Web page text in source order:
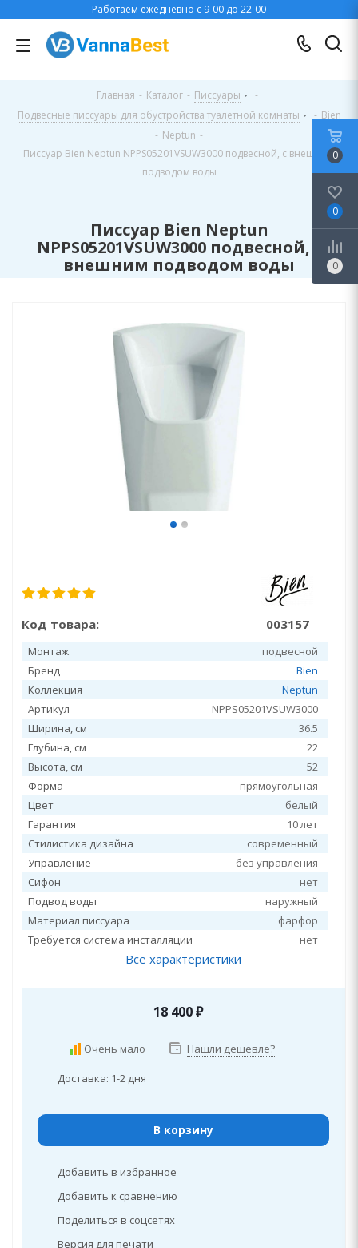
Работаем ежедневно с 9-00 до 22-00
Главная - Каталог - Писсуары
-
Подвесные писсуары для обустройства туалетной комнаты
- Bien
- Neptun -
Писсуар Bien Neptun NPPS05201VSUW3000 подвесной, с внешним
подводом воды
Писсуар Bien Neptun
NPPS05201VSUW3000 подвесной, с
внешним подводом воды
Код товара: 003157
Монтаж
подвесной
Бренд
Bien
Коллекция
Neptun
Артикул
NPPS05201VSUW3000
Ширина, см
36.5
Глубина, см
22
Высота, см
52
Форма
прямоугольная
Цвет
белый
Гарантия
10 лет
Стилистика дизайна
современный
Управление
без управления
Сифон
нет
Подвод воды
наружный
Материал писсуара
фарфор
Требуется система инсталляции
нет
Все характеристики
18 400₽
Очень мало Нашли дешевле?
Доставка: 1-2 дня
В корзину
Добавить в избранное
Добавить к сравнению
Поделиться в соцсетях
Версия для печати
0
0
0